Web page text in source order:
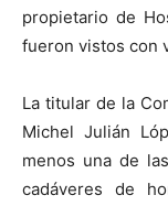
propietario de
fueron vistos con
La titular de la
Michel Julián
menos una de
cadáveres de